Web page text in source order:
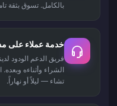
بالكامل. تسوق بثقة تامة —
خدمة عملاء على مدار
فريق الدعم الودود
الشراء وأثناءه
تشاء — ليلاً أو نهاراً.